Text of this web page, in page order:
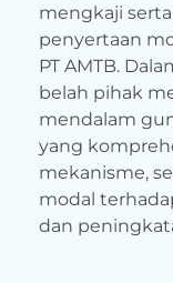
mengkaji
penyertaan
PT AMTB.
belah pihak
mendalam
yang
mekanisme,
modal
dan